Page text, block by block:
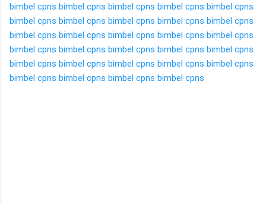
bimbel cpns bimbel cpns bimbel cpns bimbel cpns bimbel cpns
bimbel cpns bimbel cpns bimbel cpns bimbel cpns bimbel cpns
bimbel cpns bimbel cpns bimbel cpns bimbel cpns bimbel cpns
bimbel cpns bimbel cpns bimbel cpns bimbel cpns bimbel cpns
bimbel cpns bimbel cpns bimbel cpns bimbel cpns bimbel cpns
bimbel cpns bimbel cpns bimbel cpns bimbel cpns